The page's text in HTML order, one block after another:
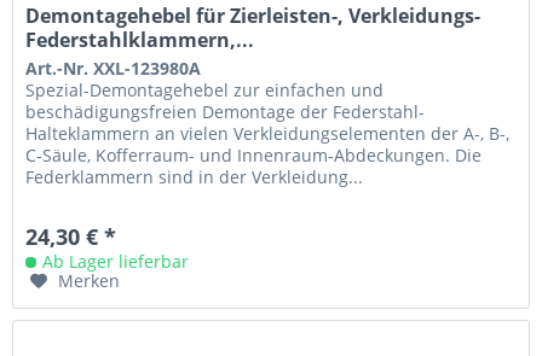
Demontagehebel für Zierleisten-, Verkleidungs-
Federstahlklammern,...
Art.-Nr. XXL-123980A
Spezial-Demontagehebel zur einfachen und
beschädigungsfreien Demontage der Federstahl-
Halteklammern an vielen Verkleidungselementen der A-, B-,
C-Säule, Kofferraum- und Innenraum-Abdeckungen. Die
Federklammern sind in der Verkleidung...
24,30 € *
Ab Lager lieferbar
Merken